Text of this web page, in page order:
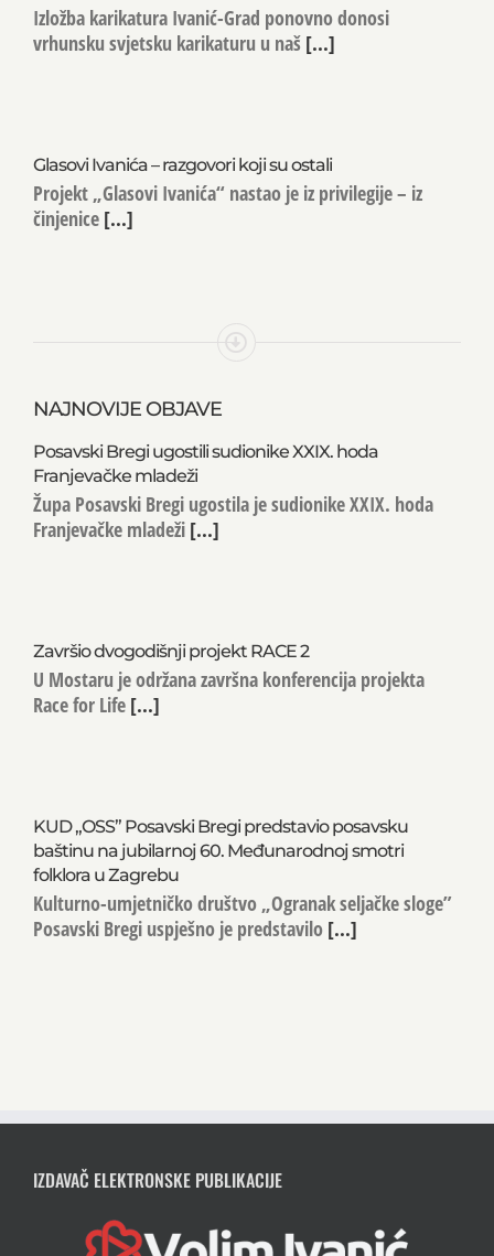
Izložba karikatura Ivanić-Grad ponovno donosi
vrhunsku svjetsku karikaturu u naš [...]
Glasovi Ivanića – razgovori koji su ostali
Projekt „Glasovi Ivanića“ nastao je iz privilegije – iz
činjenice [...]
NAJNOVIJE OBJAVE
Posavski Bregi ugostili sudionike XXIX. hoda
Franjevačke mladeži
Župa Posavski Bregi ugostila je sudionike XXIX. hoda
Franjevačke mladeži [...]
Završio dvogodišnji projekt RACE 2
U Mostaru je održana završna konferencija projekta
Race for Life [...]
KUD „OSS” Posavski Bregi predstavio posavsku
baštinu na jubilarnoj 60. Međunarodnoj smotri
folklora u Zagrebu
Kulturno-umjetničko društvo „Ogranak seljačke sloge”
Posavski Bregi uspješno je predstavilo [...]
IZDAVAČ ELEKTRONSKE PUBLIKACIJE